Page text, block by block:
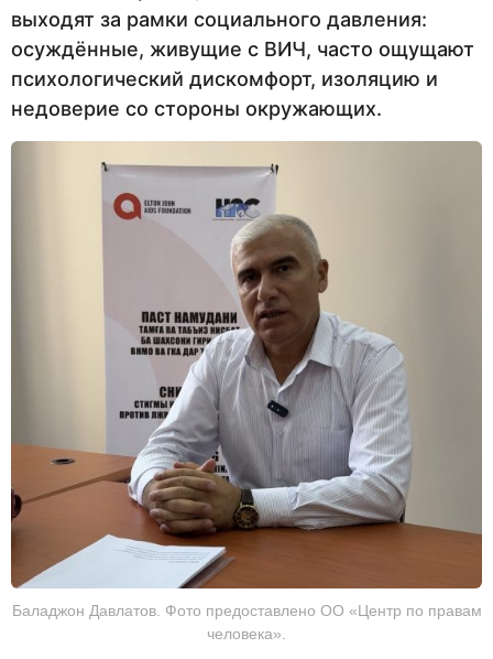
выходят за рамки социального давления:
осуждённые, живущие с ВИЧ, часто ощущают
психологический дискомфорт, изоляцию и
недоверие со стороны окружающих.
Баладжон Давлатов. Фото предоставлено ОО «Центр по правам
человека».